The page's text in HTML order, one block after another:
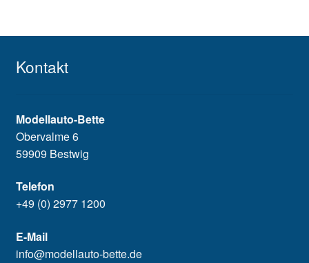
Kontakt
Modellauto-Bette
Obervalme 6
59909 Bestwig
Telefon
+49 (0) 2977 1200
E-Mail
info@modellauto-bette.de